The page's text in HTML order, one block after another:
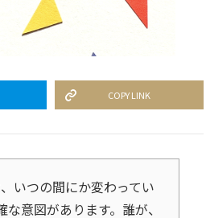
COPY LINK
いつの間にか変わってい
意図があります。誰が、